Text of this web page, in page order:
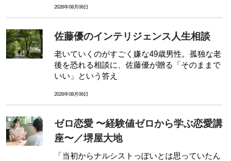
2026年08月06日
佐藤優のインテリジェンス人生相談
老いていくのがすごく嫌な49歳男性。孤独な老
後を恐れる相談に、佐藤優が贈る「そのままで
いい」という答え
2026年08月06日
ゼロ恋愛 〜経験値ゼロから学ぶ恋愛講
座〜／堺屋大地
「当初からナルシストっぽいとは思っていたん